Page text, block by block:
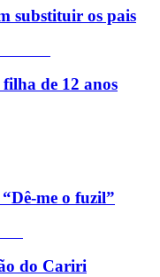
substituir os pais
de 12 anos
me o fuzil”
do Cariri